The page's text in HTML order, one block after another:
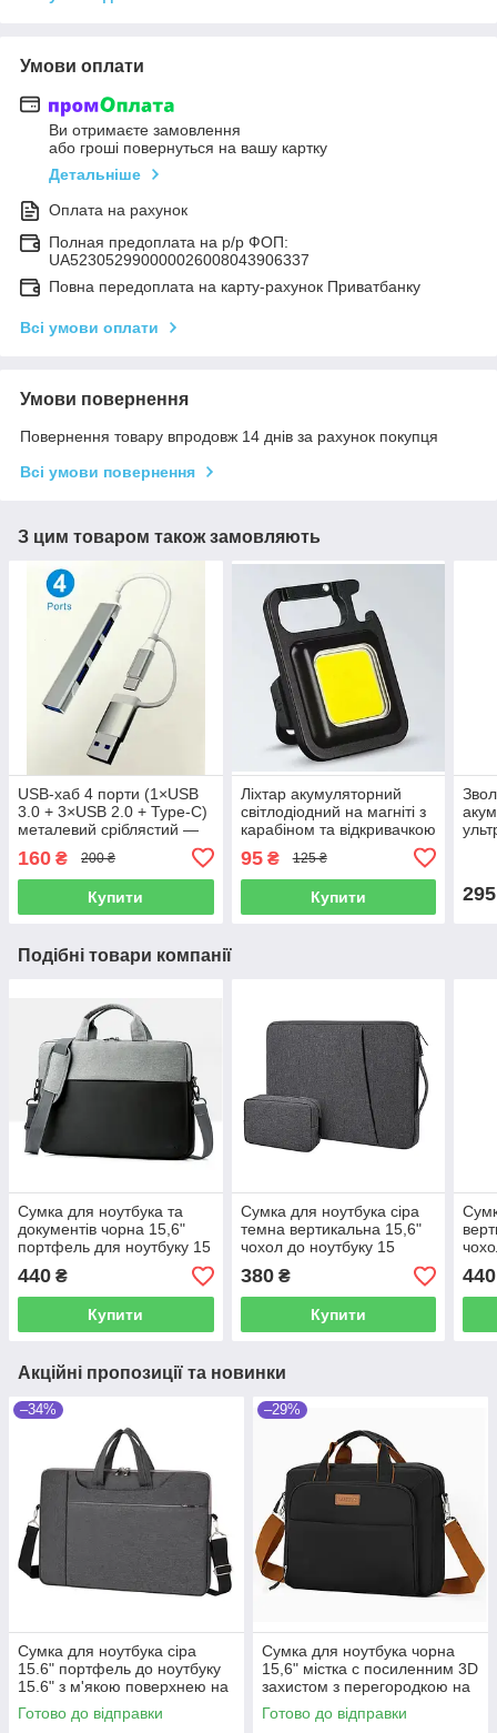
Умови оплати
Ви отримаєте замовлення
або гроші повернуться на вашу картку
Детальніше
Оплата на рахунок
Полная предоплата на р/р ФОП:
UA523052990000026008043906337
Повна передоплата на карту-рахунок Приватбанку
Всі умови оплати
Умови повернення
Повернення товару впродовж 14 днів за рахунок покупця
Всі умови повернення
З цим товаром також замовляють
USB-хаб 4 порти (1×USB
3.0 + 3×USB 2.0 + Type-C)
металевий сріблястий —
160 ₴ 200 ₴
Купити
Ліхтар акумуляторний
світлодіодний на магніті з
карабіном та відкривачкою
компактний
95₴ 125 ₴
Купити 295
Подібні товари компанії
Сумка для ноутбука та
документів чорна 15,6"
портфель для ноутбуку 15
дюймів на ремені чорно-
сірий
440 ₴
Купити
Сумка для ноутбука сіра
темна вертикальна 15,6"
чохол до ноутбуку 15
дюймів з сумочкою для
аксесуарів темно-сірий
380₴
Купити
440
Акційні пропозиції та новинки
–34%
Сумка для ноутбука сіра
15.6" портфель до ноутбуку
15.6" з м'якою поверхнею на
ремені Уцінка!
Готово до відправки
–29%
Сумка для ноутбука чорна
15,6" містка с посиленним 3D
захистом з перегородкою на
липучці, кишенями та
органайзером Уцінка!
Готово до відправки